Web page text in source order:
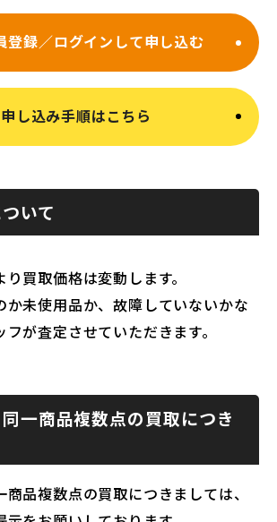
登録／ログインして申し込む
申し込み手順はこちら
いて
買取価格は変動します。
か未使用品か、故障していないかな
が査定させていただきます。
一商品複数点の買取につき
品複数点の買取につきましては、